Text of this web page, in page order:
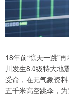
18年前“惊天一跳”
川发生8.0级特大地
受命，在无气象资
五千米高空跳伞，为